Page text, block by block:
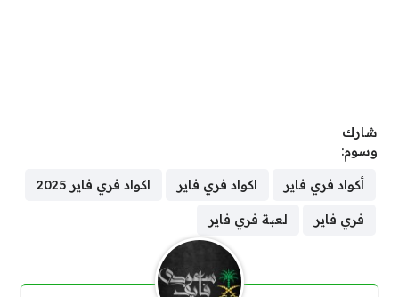
شارك
وسوم:
أكواد فري فاير اكواد فري فاير اكواد فري فاير 2025
فري فاير لعبة فري فاير